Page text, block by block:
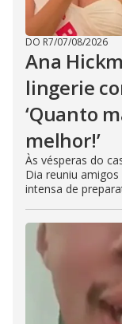
DO R7/07/08/2026
Ana
lingerie
‘Quanto
melhor!’
Às vésperas do
Dia reuniu
intensa de